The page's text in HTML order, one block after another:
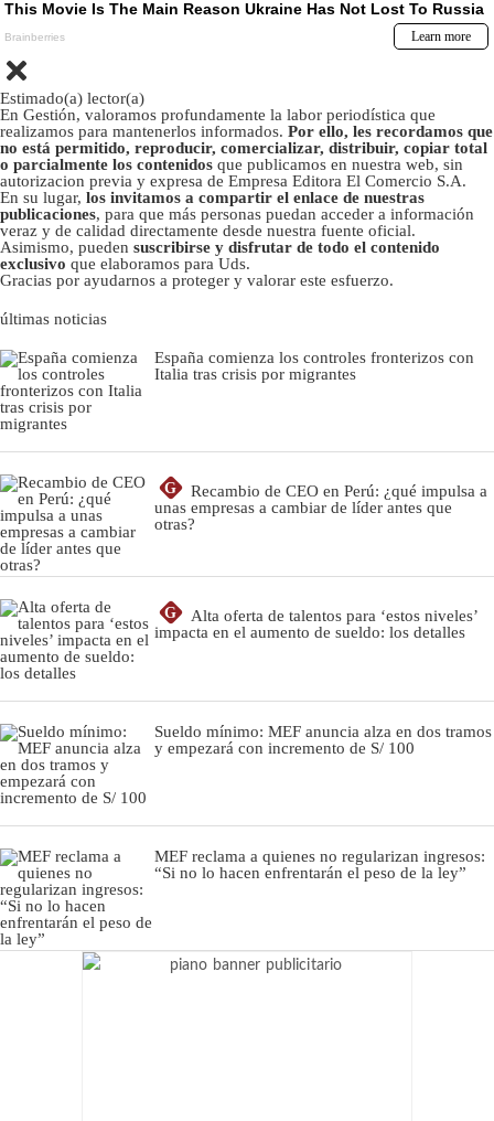
Estimado(a) lector(a)
En Gestión, valoramos profundamente la labor periodística que
realizamos para mantenerlos informados. Por ello, les recordamos que
no está permitido, reproducir, comercializar, distribuir, copiar total
o parcialmente los contenidos que publicamos en nuestra web, sin
autorizacion previa y expresa de Empresa Editora El Comercio S.A.
En su lugar, los invitamos a compartir el enlace de nuestras
publicaciones, para que más personas puedan acceder a información
veraz y de calidad directamente desde nuestra fuente oficial.
Asimismo, pueden suscribirse y disfrutar de todo el contenido
exclusivo que elaboramos para Uds.
Gracias por ayudarnos a proteger y valorar este esfuerzo.
últimas noticias
España comienza los controles fronterizos con
Italia tras crisis por migrantes
G
Recambio de CEO en Perú: ¿qué impulsa a
unas empresas a cambiar de líder antes que
otras?
G
Alta oferta de talentos para ‘estos niveles’
impacta en el aumento de sueldo: los detalles
Sueldo mínimo: MEF anuncia alza en dos tramos
y empezará con incremento de S/ 100
MEF reclama a quienes no regularizan ingresos:
“Si no lo hacen enfrentarán el peso de la ley”